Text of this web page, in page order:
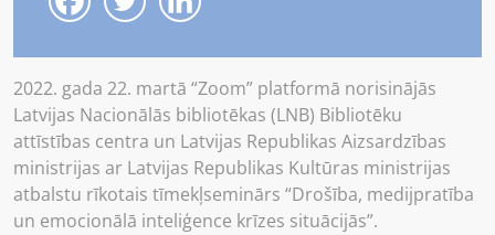
2022. gada 22. martā “Zoom” platformā norisinājās
Latvijas Nacionālās bibliotēkas (LNB) Bibliotēku
attīstības centra un Latvijas Republikas Aizsardzības
ministrijas ar Latvijas Republikas Kultūras ministrijas
atbalstu rīkotais tīmekļseminārs “Drošība, medijpratība
un emocionālā inteliģence krīzes situācijās”.